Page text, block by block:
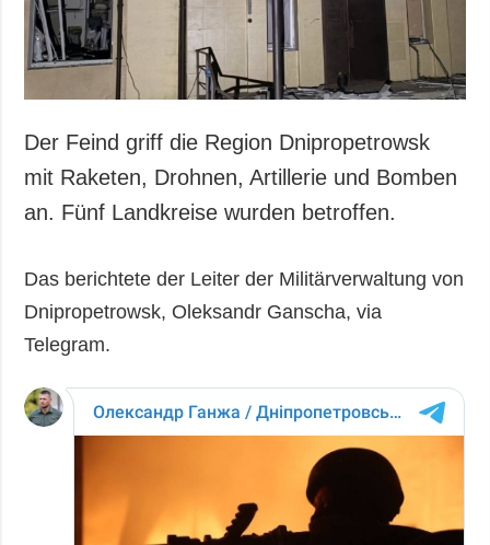
Der Feind griff die Region Dnipropetrowsk
mit Raketen, Drohnen, Artillerie und Bomben
an. Fünf Landkreise wurden betroffen.
Das berichtete der Leiter der Militärverwaltung von
Dnipropetrowsk, Oleksandr Ganscha, via
Telegram.